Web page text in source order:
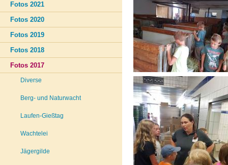
Fotos 2021
Fotos 2020
Fotos 2019
Fotos 2018
Fotos 2017
Diverse
Berg- und Naturwacht
Laufen-Gießtag
Wachtelei
Jägergilde